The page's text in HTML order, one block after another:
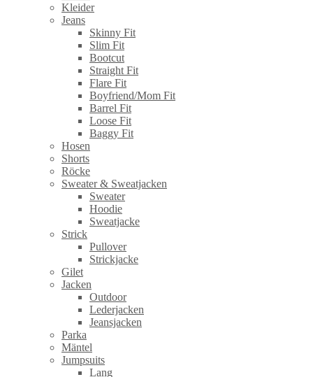
Kleider
Jeans
Skinny Fit
Slim Fit
Bootcut
Straight Fit
Flare Fit
Boyfriend/Mom Fit
Barrel Fit
Loose Fit
Baggy Fit
Hosen
Shorts
Röcke
Sweater & Sweatjacken
Sweater
Hoodie
Sweatjacke
Strick
Pullover
Strickjacke
Gilet
Jacken
Outdoor
Lederjacken
Jeansjacken
Parka
Mäntel
Jumpsuits
Lang